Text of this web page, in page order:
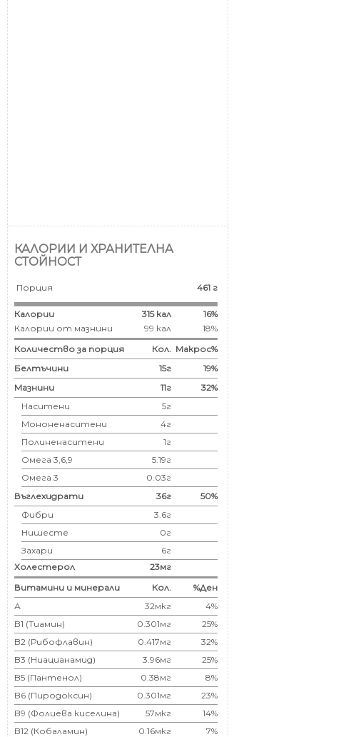
КАЛОРИИ И ХРАНИТЕЛНА
СТОЙНОСТ
Порция 461 г
Калории 315кал
16%
Калории от мазнини
99 кал
18%
Количество за порция
Кол. Макрос%
Белтъчини
15г
19%
Мазнини
11г
32%
Наситени
5г
Мононенаситени
4г
Полиненаситени
1г
Омега 3,6,9
5.19г
Омега 3
0.03г
Въглехидрати
36г
50%
Фибри
3.6г
Нишесте
0г
Захари
6г
Холестерол
23мг
Витамини и минерали
Кол.
%Ден
А
32мкг
4%
B1 (Тиамин)
0.301мг
25%
B2 (Рибофлавин)
0.417мг
32%
B3 (Ниацианамид)
3.96мг
25%
B5 (Пантенол)
0.38мг
8%
B6 (Пиродоксин)
0.301мг
23%
B9 (Фолиева киселина)
57мкг
14%
B12 (Кобаламин)
0.16мкг
7%